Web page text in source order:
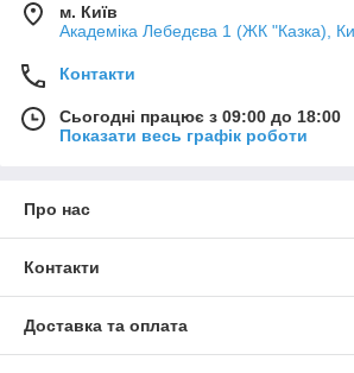
м. Київ
Академіка Лебедєва 1 (ЖК "Казка),
Контакти
Сьогодні працює з 09:00 до 18:00
Показати весь графік роботи
Про нас
Контакти
Доставка та оплата